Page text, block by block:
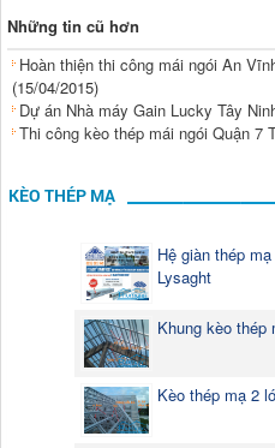
Những tin cũ hơn
Hoàn thiện thi công mái ngói An
(15/04/2015)
Dự án Nhà máy Gain Lucky Tây
Thi công kèo thép mái ngói Quận 7
KÈO THÉP MẠ
Hệ giàn thép
Lysaght
Khung kèo thép
Kèo thép mạ 2